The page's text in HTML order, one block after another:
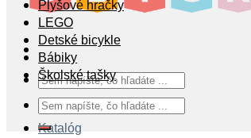
Hľadať:
Katalóg
Plyšové hračky
LEGO
Detské bicykle
Bábiky
Školské tašky
Hľadať: